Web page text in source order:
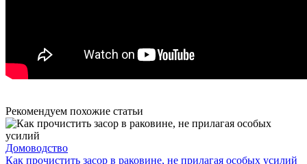
Рекомендуем похожие статьи
Домоводство
Как прочистить засор в раковине, не прилагая особых усилий